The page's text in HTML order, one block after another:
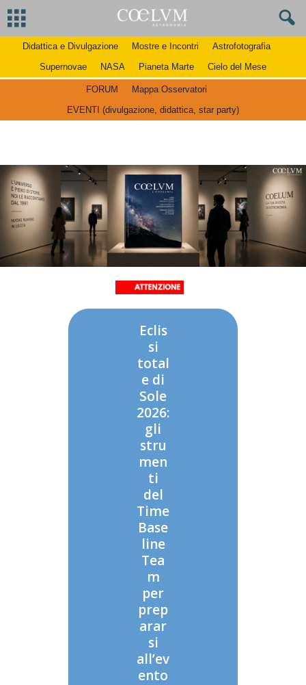
Didattica e Divulgazione Mostre e Incontri
Astrofotografia
Supernovae
NASA Pianeta Marte Cielo del Mese
FORUM
Mappa Osservatori
EVENTI (divulgazione, didattica, star party)
Eclis
si
total
e di
Sole
2026:
gli
stru
men
ti
del
Time
Base
line
Tea
m
per
prep
arar
si
all’ev
ento